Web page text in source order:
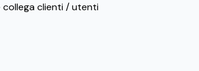
collega clienti / utenti